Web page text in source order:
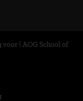
| AOG School of